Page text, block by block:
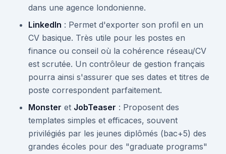
dans une agence londonienne.
LinkedIn : Permet d'exporter son profil en un
CV basique. Très utile pour les postes en
finance ou conseil où la cohérence réseau/CV
est scrutée. Un contrôleur de gestion français
pourra ainsi s'assurer que ses dates et titres de
poste correspondent parfaitement.
Monster et JobTeaser : Proposent des
templates simples et efficaces, souvent
privilégiés par les jeunes diplômés (bac+5) des
grandes écoles pour des "graduate programs"